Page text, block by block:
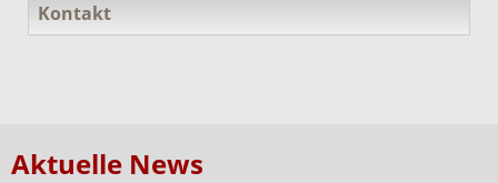
Kontakt
Aktuelle News